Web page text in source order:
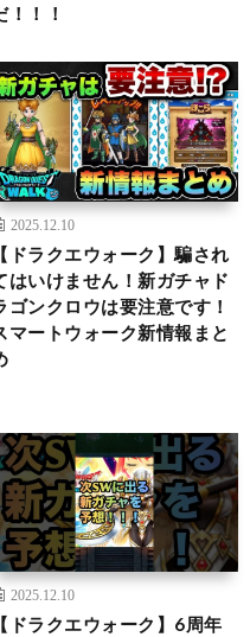
！！！
2025.12.10
【ドラクエウォーク】騙され
はいけません！新ガチャド
ゴンクロウは要注意です！
マートウォーク新情報まと
2025.12.10
【ドラクエウォーク】6周年